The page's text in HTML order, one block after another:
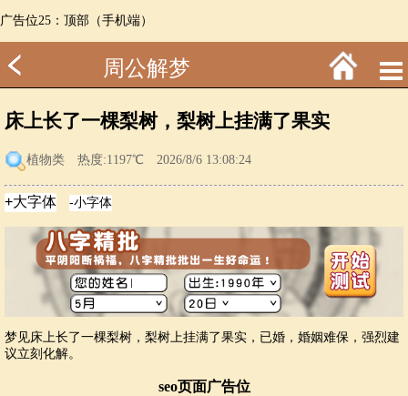
广告位25：顶部（手机端）
周公解梦
床上长了一棵梨树，梨树上挂满了果实
植物类 热度:1197℃ 2026/8/6 13:08:24
梦见床上长了一棵梨树，梨树上挂满了果实，已婚，婚姻难保，强烈建
议立刻化解。
seo页面广告位